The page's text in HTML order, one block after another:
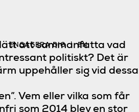
ENGAGERA DIG EN
att sammanfatta vad
politiskt? Det är
uppehåller sig vid dessa
Vem eller vilka som får
som 2014 blev en stor